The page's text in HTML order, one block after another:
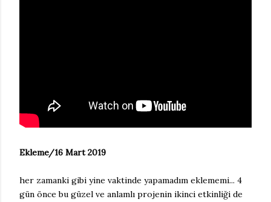
Ekleme/16 Mart 2019
her zamanki gibi yine vaktinde yapamadım eklememi... 4
gün önce bu güzel ve anlamlı projenin ikinci etkinliği de